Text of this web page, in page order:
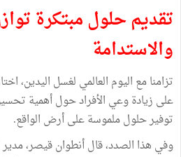
تقديم حلول مبتكرة
والاستدامة
على زيادة وعي الأفراد حول أهمية
توفير حلول ملموسة على أرض الواقع.
وفي هذا الصدد، قال أنطوان قيصر، مدير